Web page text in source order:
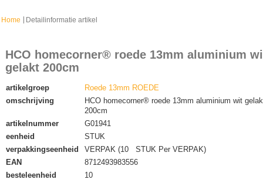
Home Detailinformatie artikel
HCO homecorner® roede 13mm aluminium
gelakt 200cm
artikelgroep
Roede 13mm ROEDE
omschrijving
HCO homecorner® roede 13mm aluminium wit
200cm
artikelnummer
G01941
eenheid
STUK
verpakkingseenheid
VERPAK (10 STUK Per VERPAK)
EAN
8712493983556
besteleenheid
10